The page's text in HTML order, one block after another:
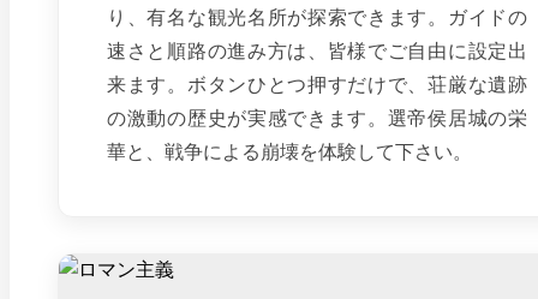
り、有名な観光名所が探索できます。ガイドの
速さと順路の進み方は、皆様でご自由に設定出
来ます。ボタンひとつ押すだけで、荘厳な遺跡
の激動の歴史が実感できます。選帝侯居城の栄
華と、戦争による崩壊を体験して下さい。